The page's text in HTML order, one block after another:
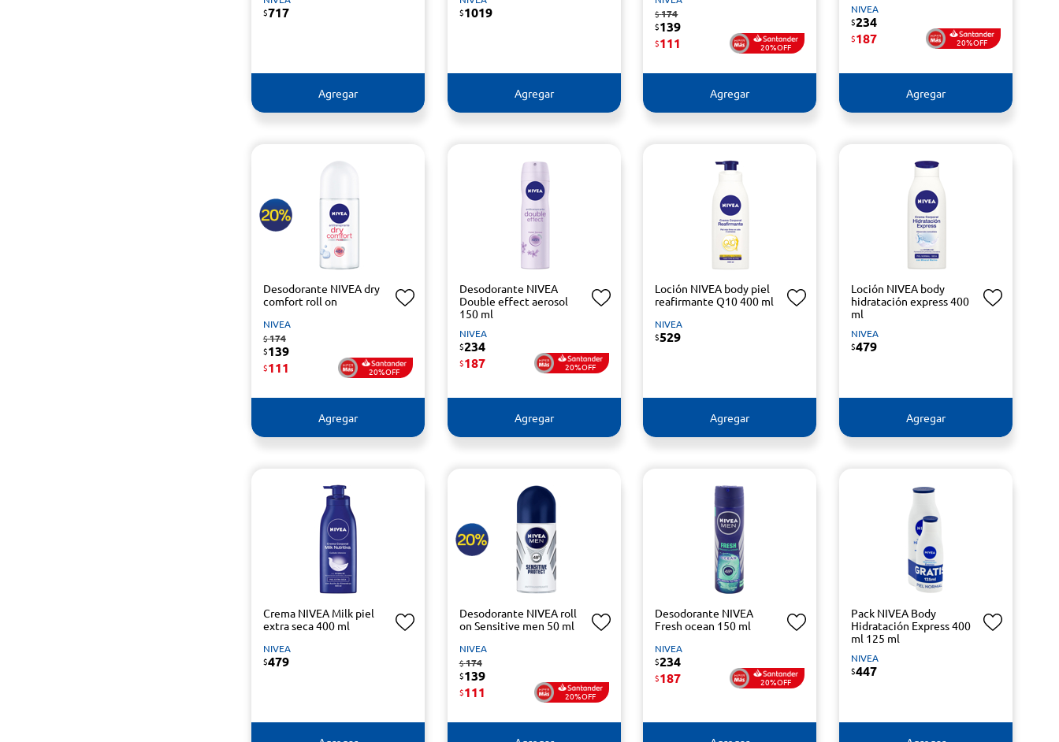
$717
Agregar
$1019
Agregar
$174
$139
$111 20%OFF
Agregar
NIVEA
$234
$187 20%OFF
Agregar
Desodorante NIVEA dry
comfort roll on
NIVEA
$174
$139
$111 20%OFF
Agregar
Desodorante NIVEA
Double effect aerosol
150 ml
NIVEA
$234
$187 20%OFF
Agregar
Loción NIVEA body piel
reafirmante Q10 400 ml
NIVEA
$529
Agregar
Loción NIVEA body
hidratación express 400
ml
NIVEA
$479
Agregar
Crema NIVEA Milk piel
extra seca 400 ml
NIVEA
$479
Desodorante NIVEA roll
on Sensitive men 50 ml
NIVEA
$174
$139
$111 20%OFF
Desodorante NIVEA
Fresh ocean 150 ml
NIVEA
$234
$187 20%OFF
Pack NIVEA Body
Hidratación Express 400
ml 125 ml
NIVEA
$447